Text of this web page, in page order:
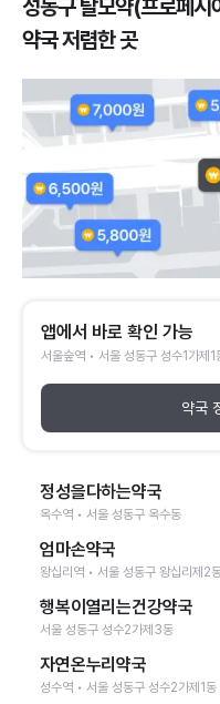
성동구 탈모약(프로페시
약국 저렴한 곳
앱에서 바로 확인 가능
서울숲역 • 서울 성동구 성수1가제1
약국
정성을다하는약국
옥수역 • 서울 성동구 옥수동
엄마손약국
왕십리역 • 서울 성동구 왕십리제2
행복이열리는건강약국
서울 성동구 성수2가제3동
자연온누리약국
성수역 • 서울 성동구 성수2가제1동